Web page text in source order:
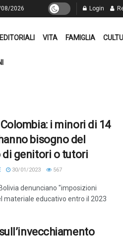
2026 Login
EDITORIALI VITA FAMIGLIA
i minori di 14
bisogno del
di genitori o tutori
30/01/2023 567
denunciano "imposizioni
materiale educativo entro il 2023